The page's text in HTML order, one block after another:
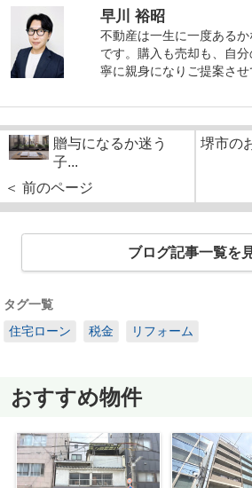
早川 裕昭
不動産は一生に一度ある
です。購入も売却も、自
寧に親身になりご提案させ
贈与になるか迷う
子...
＜ 前のページ
堺市の
ブログ記事一覧を
タグ一覧
住宅ローン
税金 リフォーム
おすすめ物件